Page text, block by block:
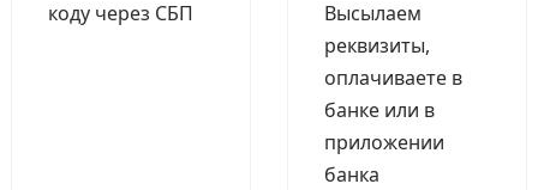
коду через СБП
Высылаем
реквизиты,
оплачиваете в
банке или в
приложении
банка